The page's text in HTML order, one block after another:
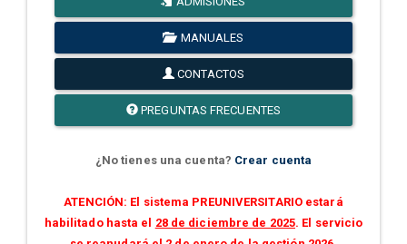
MANUALES
CONTACTOS
PREGUNTAS FRECUENTES
¿No tienes una cuenta? Crear cuenta
ATENCIÓN: El sistema PREUNIVERSITARIO estará
habilitado hasta el 28 de diciembre de 2025. El servicio